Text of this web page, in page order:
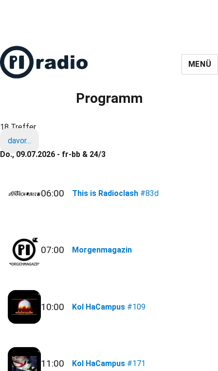
MENÜ
Programm
18 Treffer
davor…
Do., 09.07.2026 - fr-bb & 24/3
06:00 This is Radioclash #83d
07:00 Morgenmagazin
10:00 Kol HaCampus #109
11:00 Kol HaCampus #171